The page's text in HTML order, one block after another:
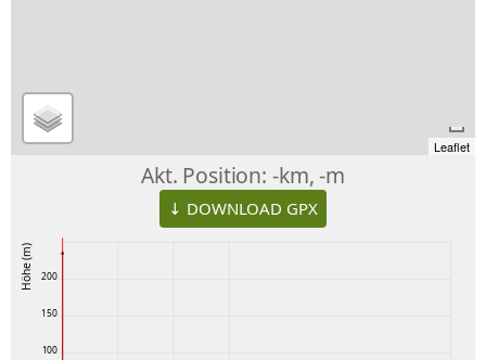
Leaflet
Akt. Position: -km, -m
↓ DOWNLOAD GPX
100
150
200
Höhe (m)